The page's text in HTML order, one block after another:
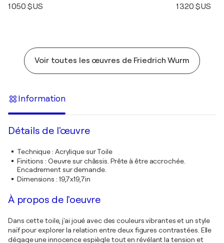
1 050 $US 1 320 $US
Voir toutes les œuvres de Friedrich Wurm
Information
Détails de l'œuvre
Technique: Acrylique sur Toile
Finitions : Oeuvre sur châssis. Prête à être accrochée.
Encadrement sur demande.
Dimensions : 19,7x19,7in
À propos de l'oeuvre
Dans cette toile, j'ai joué avec des couleurs vibrantes et un style
naïf pour explorer la relation entre deux figures contrastées. Elle
dégage une innocence espiègle tout en révélant la tension et